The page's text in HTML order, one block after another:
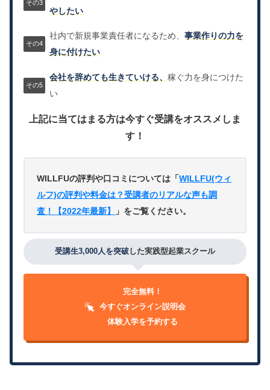
やしたい
社内で新規事業責任者になるため、事業作りの力を
身に付けたい
会社を辞めても生きていける、稼ぐ力を身につけた
い
上記に当てはまる方は今すぐ受講をオススメしま
す！
WILLFUの評判や口コミについては「WILLFU(ウィ
ルフ)の評判や料金は？受講者のリアルな声も調
査！【2022年最新】
」をご覧ください。
受講生3,000人を突破 した実践型起業スクール
完全無料！
今すぐオンライン説明会
体験入学を予約する